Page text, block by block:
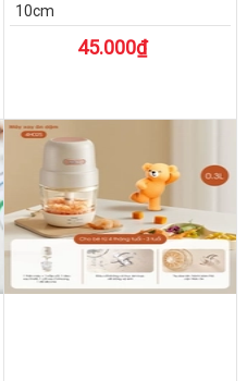
10cm
45.000₫